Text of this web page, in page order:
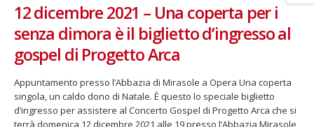
12 dicembre 2021 – Una coperta per i
senza dimora è il biglietto d’ingresso al
gospel di Progetto Arca
Appuntamento presso l’Abbazia di Mirasole a Opera Una coperta
singola, un caldo dono di Natale. È questo lo speciale biglietto
d’ingresso per assistere al Concerto Gospel di Progetto Arca che si
terrà domenica 12 dicembre 2021 alle 19 presso l’Abbazia Mirasole